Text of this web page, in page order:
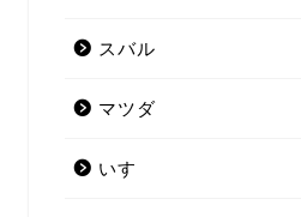
スバル
マツダ
いすゞ